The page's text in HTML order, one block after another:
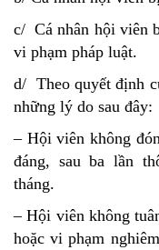
c/ Cá nhân hội viên
vi phạm pháp luật.
d/ Theo quyết định
những lý do sau đây:
– Hội viên không
đáng, sau ba lần
tháng.
– Hội viên không
hoặc vi phạm